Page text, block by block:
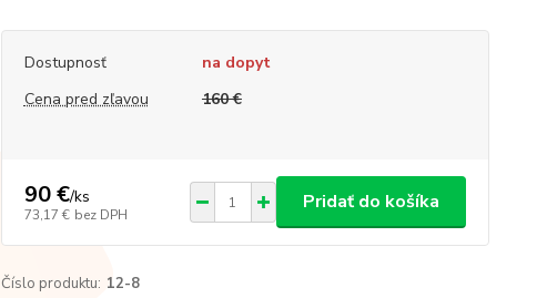
Dostupnosť
na dopyt
Cena pred zľavou
160 €
90 €/ks
73,17 € bez DPH
Pridať do košíka
Číslo produktu: 12-8